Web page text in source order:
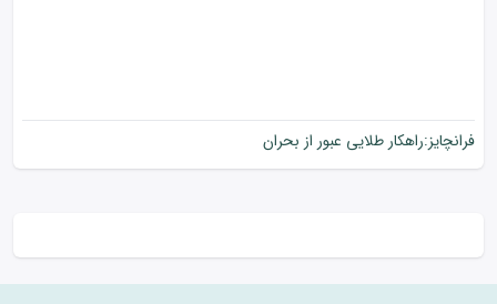
فرانچایز:راهکار طلایی عبور از بحران